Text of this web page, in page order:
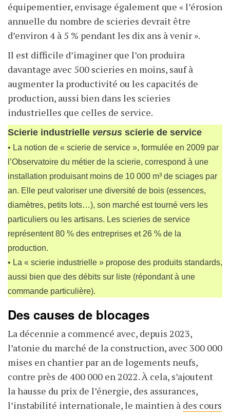
équipementier, envisage également que « l’érosion
annuelle du nombre de scieries devrait être
d’environ 4 à 5 % pendant les dix ans à venir ».
Il est difficile d’imaginer que l’on produira
davantage avec 500 scieries en moins, sauf à
augmenter la productivité ou les capacités de
production, aussi bien dans les scieries
industrielles que celles de service.
Scierie industrielle versus scierie de service
• La notion de « scierie de service », formulée en 2009 par
l’Observatoire du métier de la scierie, correspond à une
installation produisant moins de 10 000 m³ de sciages par
an. Elle peut valoriser une diversité de bois (essences,
diamètres, petits lots…), son marché est tourné vers les
particuliers ou les artisans. Les scieries de service
représentent 80 % des entreprises et 26 % de la
production.
• La « scierie industrielle » propose des produits standards,
aussi bien que des débits sur liste (répondant à une
commande particulière).
Des causes de blocages
La décennie a commencé avec, depuis 2023,
l’atonie du marché de la construction, avec 300 000
mises en chantier par an de logements neufs,
contre près de 400 000 en 2022. À cela, s’ajoutent
la hausse du prix de l’énergie, des assurances,
l’instabilité internationale, le maintien à des cours